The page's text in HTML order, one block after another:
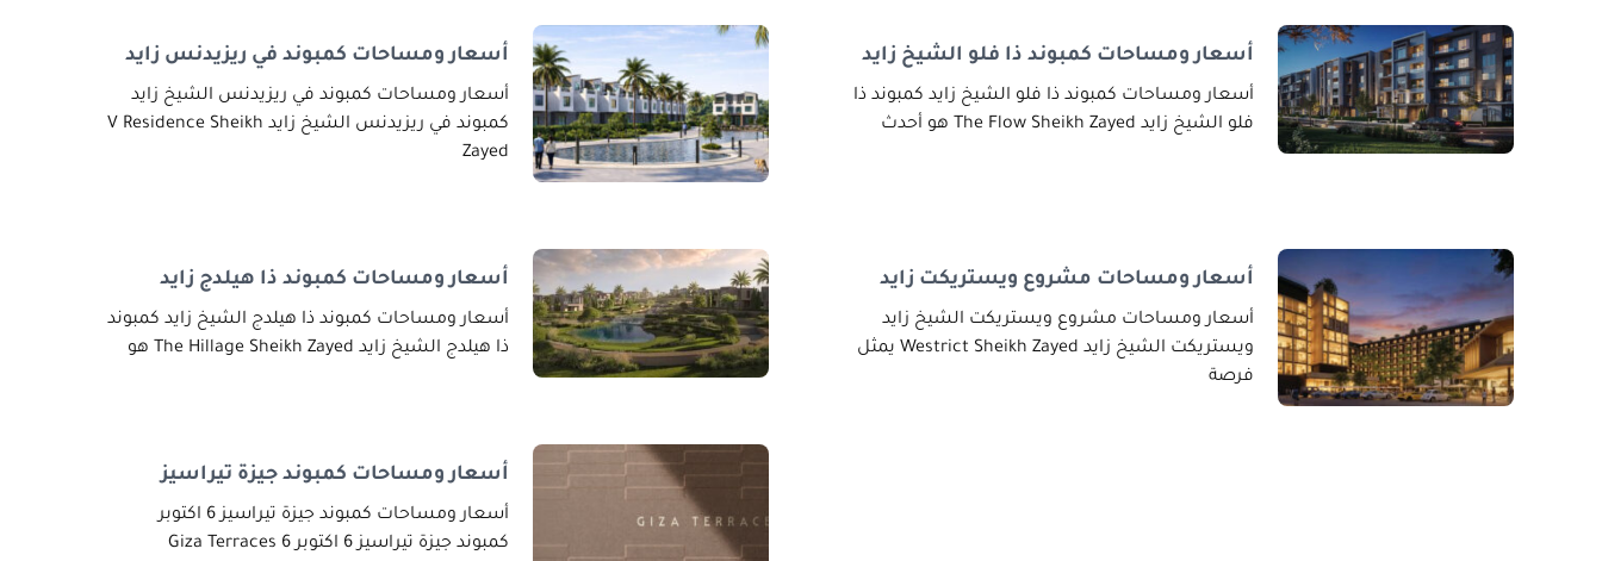
أسعار ومساحات كمبوند ذا فلو الشيخ زايد
أسعار ومساحات كمبوند ذا فلو الشيخ زايد كمبوند ذا
فلو الشيخ زايد The Flow Sheikh Zayed هو أحدث
أسعار ومساحات كمبوند في ريزيدنس زايد
أسعار ومساحات كمبوند في ريزيدنس الشيخ زايد
كمبوند في ريزيدنس الشيخ زايد V Residence Sheikh
Zayed
أسعار ومساحات مشروع ويستريكت زايد
أسعار ومساحات مشروع ويستريكت الشيخ زايد
ويستريكت الشيخ زايد Westrict Sheikh Zayed يمثل
فرصة
أسعار ومساحات كمبوند ذا هيلدج زايد
أسعار ومساحات كمبوند ذا هيلدج الشيخ زايد كمبوند
ذا هيلدج الشيخ زايد The Hillage Sheikh Zayed هو
أسعار ومساحات كمبوند جيزة تيراسيز
أسعار ومساحات كمبوند جيزة تيراسيز 6 اكتوبر
كمبوند جيزة تيراسيز 6 اكتوبر Giza Terraces 6